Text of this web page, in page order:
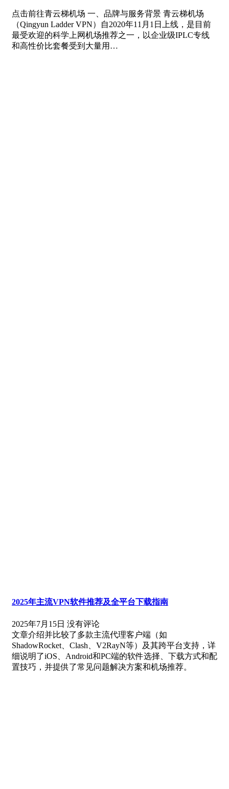
点击前往青云梯机场 一、品牌与服务背景 青云梯机场
（Qingyun Ladder VPN）自2020年11月1日上线，是目前
最受欢迎的科学上网机场推荐之一，以企业级IPLC专线
和高性价比套餐受到大量用…
2025年主流VPN软件推荐及全平台下载指南
2025年7月15日 没有评论
文章介绍并比较了多款主流代理客户端（如
ShadowRocket、Clash、V2RayN等）及其跨平台支持，详
细说明了iOS、Android和PC端的软件选择、下载方式和配
置技巧，并提供了常见问题解决方案和机场推荐。